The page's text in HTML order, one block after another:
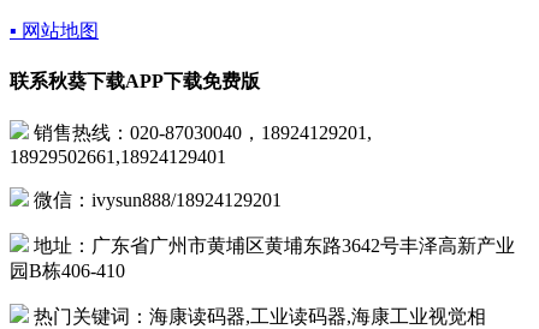
▪ 网站地图
联系秋葵下载APP下载免费版
销售热线：020-87030040，18924129201,
18929502661,18924129401
微信：ivysun888/18924129201
地址：广东省广州市黄埔区黄埔东路3642号丰泽高新产业
园B栋406-410
热门关键词：海康读码器,工业读码器,海康工业视觉相